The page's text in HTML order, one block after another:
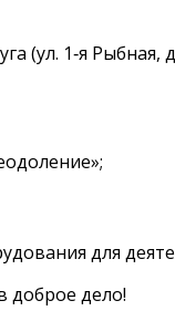
(ул. 1‑я Рыбная,
для
доброе дело!